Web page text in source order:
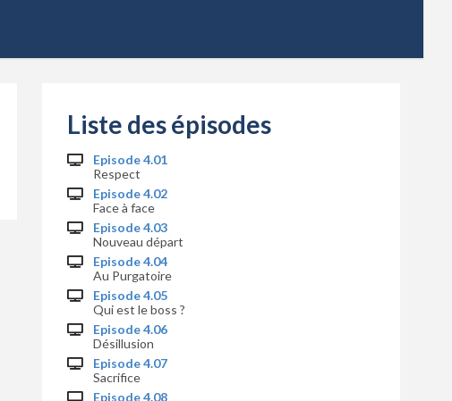
Liste des épisodes
Episode 4.01
Respect
Episode 4.02
Face à face
Episode 4.03
Nouveau départ
Episode 4.04
Au Purgatoire
Episode 4.05
Qui est le boss ?
Episode 4.06
Désillusion
Episode 4.07
Sacrifice
Episode 4.08